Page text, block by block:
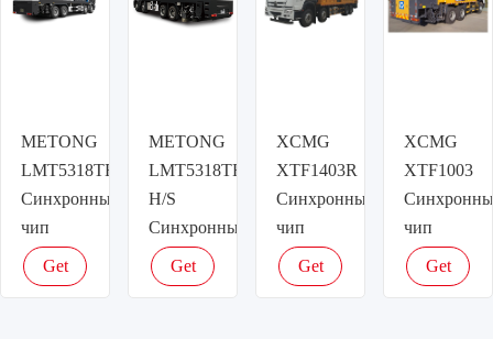
METONG
LMT5318TFCT
Синхронный
чип
Sealer
Get
METONG
LMT5318TFCW-
H/S
Синхронный
чип
Sealer
Get
XCMG
XTF1403R
Синхронный
чип
Sealer
Get
XCMG
XTF1003
чип
Sealer
Get